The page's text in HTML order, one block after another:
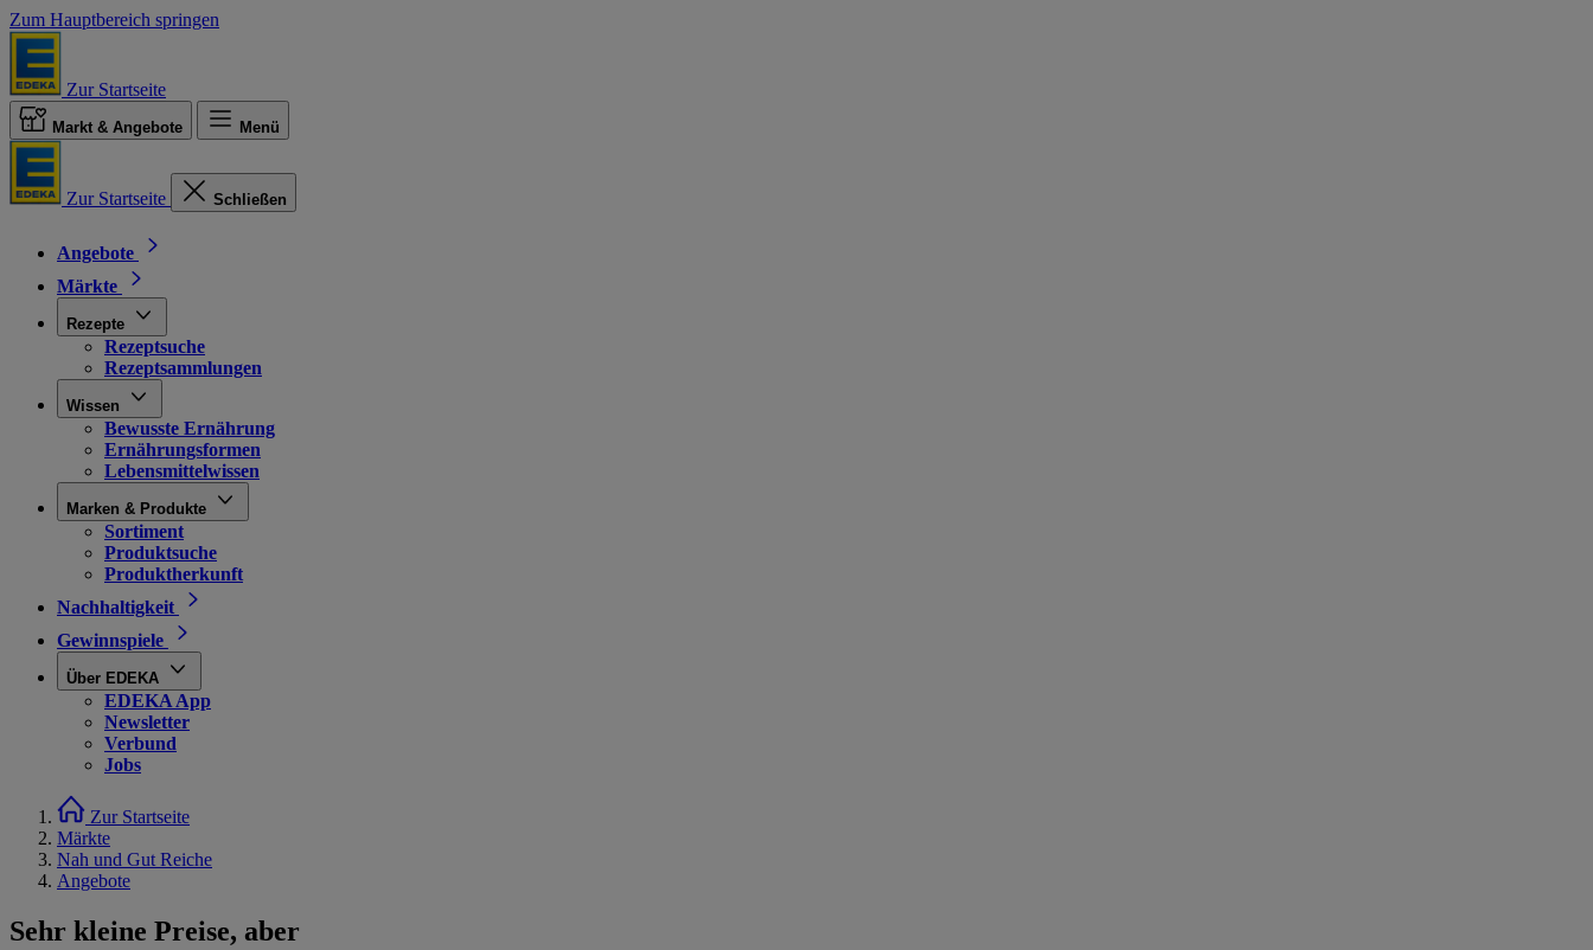
Zum Hauptbereich springen
Zur Startseite
Markt & Angebote Menü
Zur Startseite Schließen
Angebote
Märkte
Rezepte
Rezeptsuche
Rezeptsammlungen
Wissen
Bewusste Ernährung
Ernährungsformen
Lebensmittelwissen
Marken & Produkte
Sortiment
Produktsuche
Produktherkunft
Nachhaltigkeit
Gewinnspiele
Über EDEKA
EDEKA App
Newsletter
Verbund
Jobs
Zur Startseite
Märkte
Nah und Gut Reiche
Angebote
Sehr kleine Preise, aber